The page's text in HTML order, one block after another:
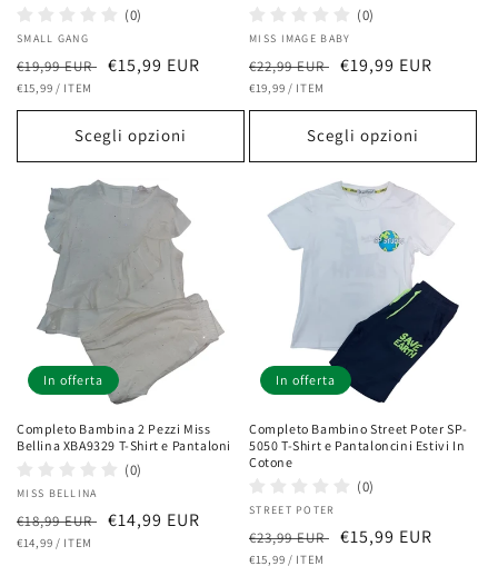
(0)
Fornitore:
SMALL GANG
Prezzo
di
listino
€19,99 EUR Prezzo
€15,99 EUR
PREZZO
€15,99 / PER
ITEM
Scegli opzioni
(0)
Fornitore:
MISS IMAGE BABY
Prezzo
di
listino
€22,99 EUR Prezzo
€19,99 EUR
PREZZO
€19,99 / PER
ITEM
Scegli opzioni
In offerta
Completo Bambina 2 Pezzi Miss
Bellina XBA9329 T-Shirt e Pantaloni
(0)
Fornitore:
MISS BELLINA
Prezzo
di
€18,99 EUR Prezzo
€14,99 EUR
PREZZO
€14,99 / PER
ITEM
In offerta
Completo Bambino Street Poter SP-
5050 T-Shirt e Pantaloncini Estivi In
Cotone
(0)
Fornitore:
STREET POTER
Prezzo
di
€23,99 EUR Prezzo
€15,99 EUR
PREZZO
€15,99 / PER
ITEM